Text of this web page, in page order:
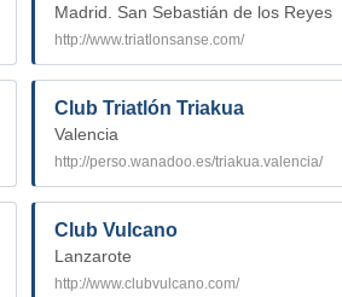
Madrid. San Sebastián de los Reyes
http://www.triatlonsanse.com/
Club Triatlón Triakua
Valencia
http://perso.wanadoo.es/triakua.valencia/
Club Vulcano
Lanzarote
http://www.clubvulcano.com/